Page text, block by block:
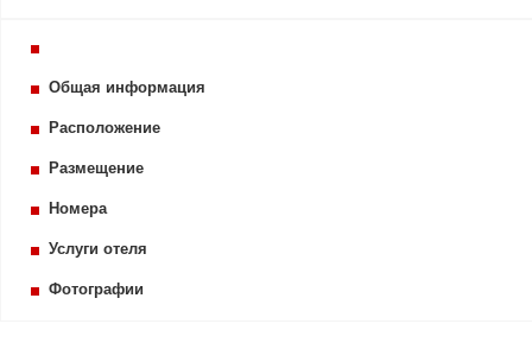
Общая информация
Расположение
Размещение
Номера
Услуги отеля
Фотографии